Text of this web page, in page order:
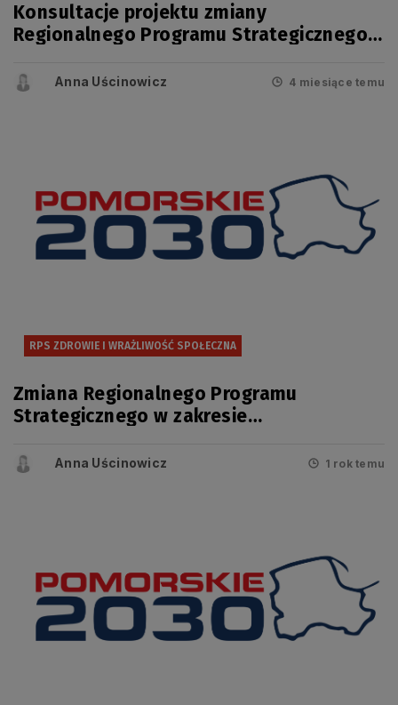
Konsultacje projektu zmiany
Regionalnego Programu Strategicznego
i wrażliwości społecznej
Anna Uścinowicz 4 miesiące temu
RPS ZDROWIE I WRAŻLIWOŚĆ SPOŁECZNA
Zmiana Regionalnego Programu
Strategicznego w zakresie
wrażliwości społecznej przyjęta
Anna Uścinowicz 1 rok temu